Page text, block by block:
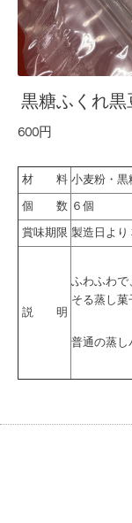
黒糖ふくれ黒
600円
材 料 小麦粉・黒
個 数 ６個
賞味期限 製造日より
説 明
ふわふわで
そる蒸し菓
普通の蒸し